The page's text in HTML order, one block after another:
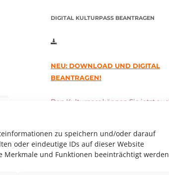
zu speichern und/oder darauf
oder eindeutige IDs auf dieser Website
und Funktionen beeinträchtigt
DIGITAL KULTURPASS BEANTRAGEN
NEU: DOWNLOAD UND DIGITAL
BEANTRAGEN!
Den Kulturpass können Sie jetzt
esunterschriebenzusammen mit
dem aktuellen
(Bürgergeld/